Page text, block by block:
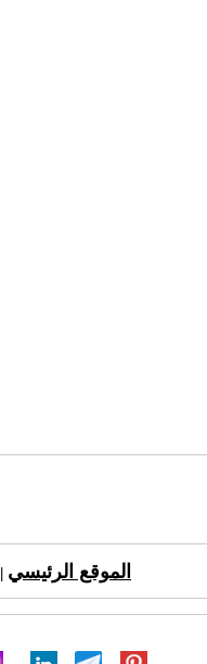
الموقع الرئيسي